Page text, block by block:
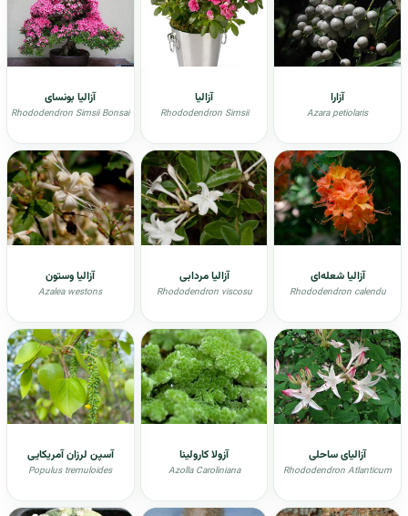
آزارا
Azara petiolaris
آزالیا
Rhododendron Simsii
آزالیا بونسای
Rhododendron Simsii Bonsai
آزالیا شعله‌ای
Rhododendron calendu
آزالیا مردابی
Rhododendron viscosu
آزالیا وستون
Azalea westons
آزالیای ساحلی
Rhododendron Atlanticum
آزولا کارولینا
Azolla Caroliniana
آسپن لرزان آمریکایی
Populus tremuloides